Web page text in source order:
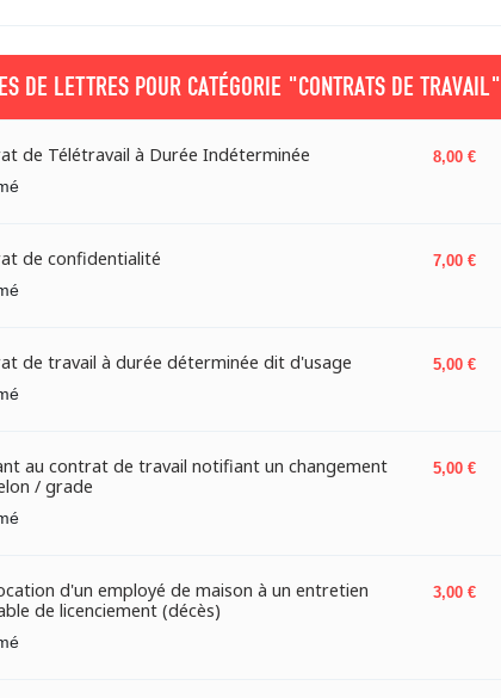
DE LETTRES POUR CATÉGORIE "CONTRATS DE TRAVAIL"
de Télétravail à Durée Indéterminée Prix
8,00 €
de confidentialité Prix
7,00 €
de travail à durée déterminée dit d'usage Prix
5,00 €
au contrat de travail notifiant un changement
/ grade
Prix
5,00 €
d'un employé de maison à un entretien
de licenciement (décès)
Prix
3,00 €